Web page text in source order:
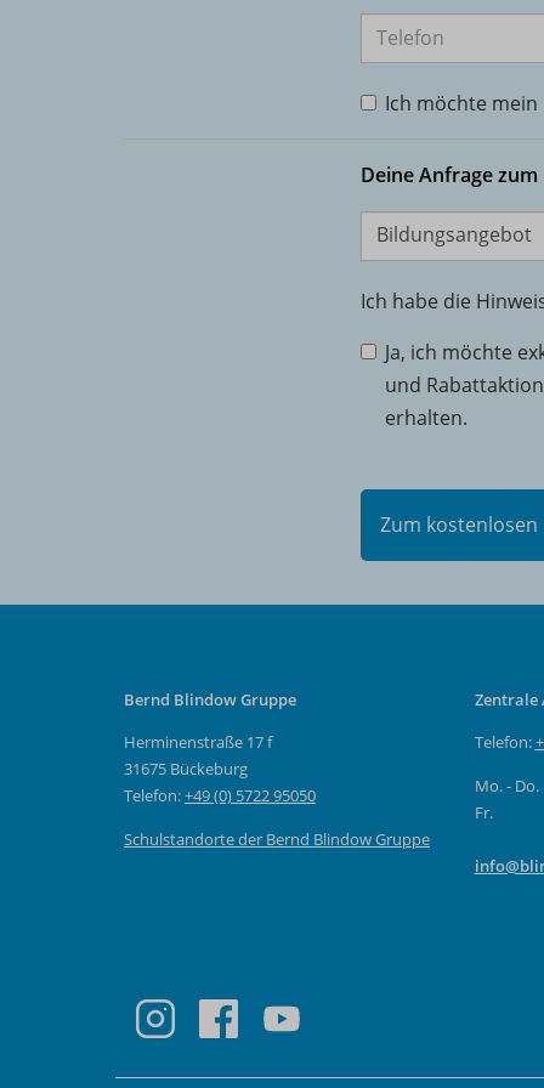
Ich möchte
Deine Anfrage
Ich habe die
Ja, ich möchte
und
erhalten.
Zum
Bernd Blindow Gruppe
Herminenstraße 17 f
31675 Bückeburg
Telefon:+49 (0) 5722 95050
Schulstandorte der Bernd Blindow Gruppe
Zentrale
Telefon:
Mo. - Do.
Fr.